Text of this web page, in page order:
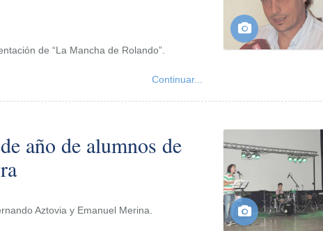
de “La Mancha de Rolando”.
Continuar...
año de alumnos de
Aztovia y Emanuel Merina.